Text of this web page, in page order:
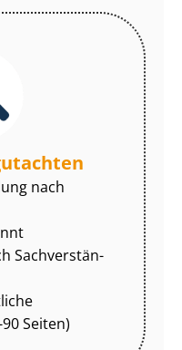
nach
Sach­ver­stän­
Seiten)